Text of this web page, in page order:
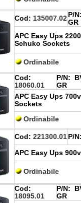
Cod: 135007.02 P/
GR
APC Easy Ups
Schuko Sockets
Ordinabile
Cod:
18060.01
P/N:
GR
APC Easy Ups
Sockets
Ordinabile
Cod: 221300.01 P/
APC Easy Ups
Ordinabile
Cod:
18095.01
P/N:
GR